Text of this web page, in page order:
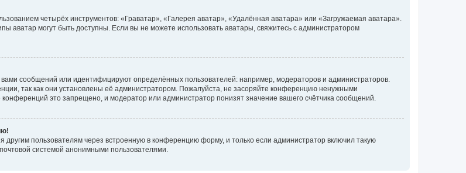
четырёх инструментов: «Граватар», «Галерея аватар», «Удалённая аватара» или «Загружаемая аватара».
аватар могут быть доступны. Если вы не можете использовать аватары, свяжитесь с администратором
сообщений или идентифицируют определённых пользователей: например, модераторов и администраторов.
так как они установлены её администратором. Пожалуйста, не засоряйте конференцию ненужными
это запрещено, и модератор или администратор понизят значение вашего счётчика сообщений.
другим пользователям через встроенную в конференцию форму, и только если администратор включил такую
системой анонимными пользователями.